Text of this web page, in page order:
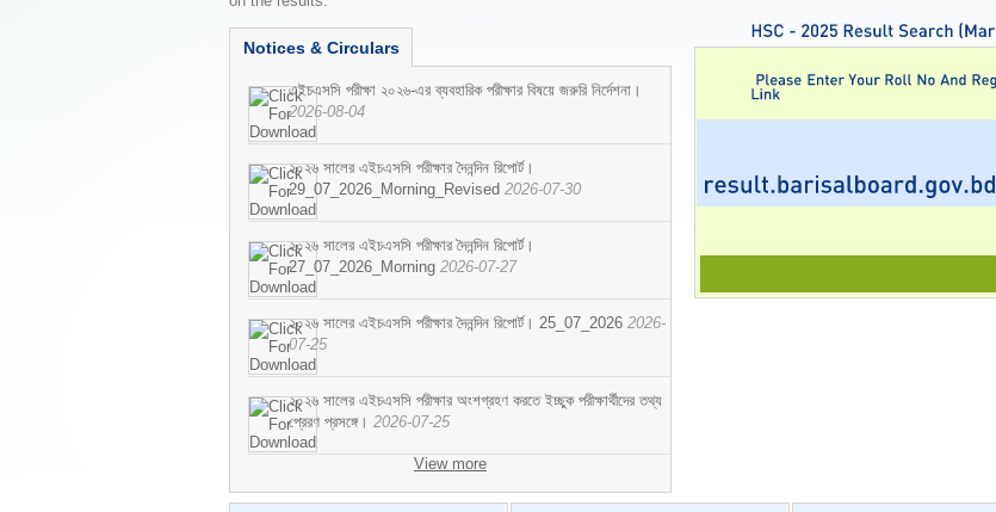
Notices & Circulars
এইচএসসি পরীক্ষা ২০২৬-এর ব্যবহারিক পরীক্ষার বিষয়ে জরুরি নির্দেশনা।
2026-08-04
২০২৬ সালের এইচএসসি পরীক্ষার দৈনন্দিন রিপোর্ট।
29_07_2026_Morning_Revised 2026-07-30
২০২৬ সালের এইচএসসি পরীক্ষার দৈনন্দিন রিপোর্ট।
27_07_2026_Morning 2026-07-27
২০২৬ সালের এইচএসসি পরীক্ষার দৈনন্দিন রিপোর্ট। 25_07_2026 2026-
07-25
২০২৬ সালের এইচএসসি পরীক্ষার অংশগ্রহণ করতে ইচ্ছুক পরীক্ষার্থীদের তথ্য
প্রেরণ প্রসঙ্গে। 2026-07-25
View more